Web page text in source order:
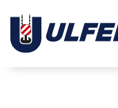
Inhalt
springen